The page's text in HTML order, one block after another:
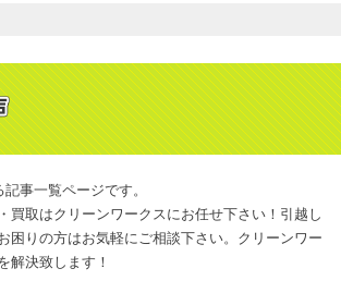
事一覧ページです。
買取はクリーンワークスにお任せ下さい！引越し
困りの方はお気軽にご相談下さい。クリーンワー
解決致します！